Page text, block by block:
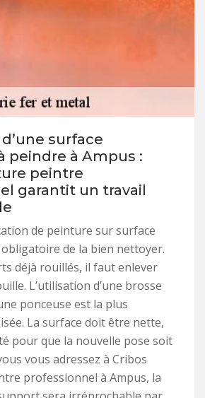
surface
peindre à Ampus :
peintre
garantit un travail
de peinture sur surface
de la bien nettoyer.
déjà rouillés, il faut enlever
L’utilisation d’une brosse
ponceuse est la plus
La surface doit être nette,
pour que la nouvelle pose soit
vous adressez à Cribos
professionnel à Ampus, la